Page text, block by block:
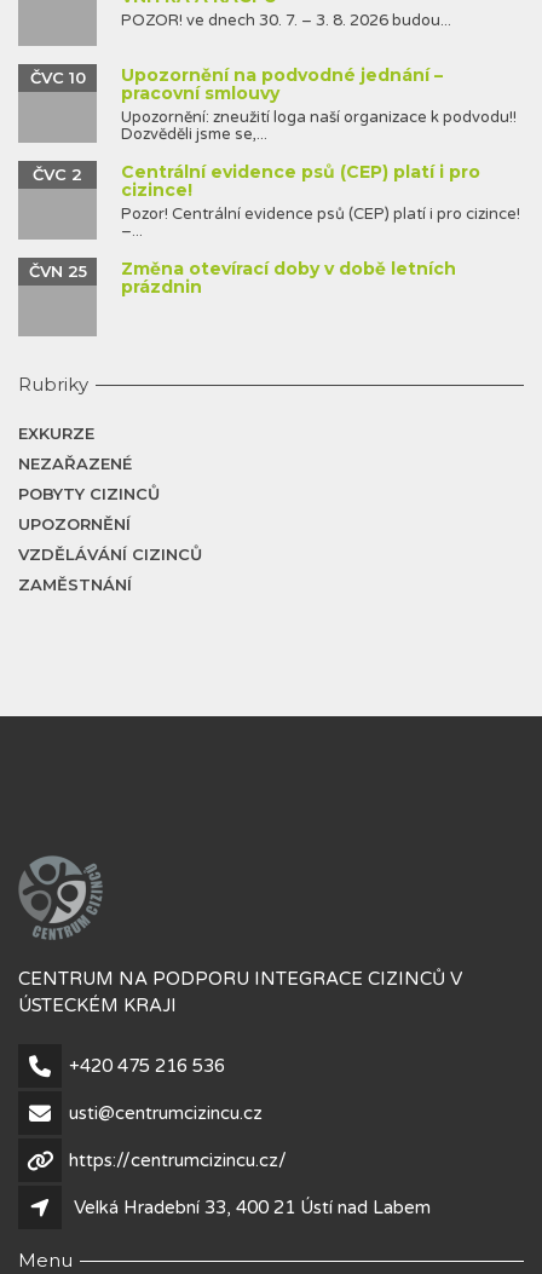
POZOR! ve dnech 30. 7. – 3. 8. 2026 budou...
Upozornění na podvodné jednání –
pracovní smlouvy
ČVC 10
Upozornění: zneužití loga naší organizace k podvodu!!
Dozvěděli jsme se,...
Centrální evidence psů (CEP) platí i pro
cizince!
ČVC 2
Pozor! Centrální evidence psů (CEP) platí i pro cizince!
–...
Změna otevírací doby v době letních
prázdnin
ČVN 25
Rubriky
EXKURZE
NEZAŘAZENÉ
POBYTY CIZINCŮ
UPOZORNĚNÍ
VZDĚLÁVÁNÍ CIZINCŮ
ZAMĚSTNÁNÍ
CENTRUM NA PODPORU INTEGRACE CIZINCŮ V
ÚSTECKÉM KRAJI
+420 475 216 536
usti@centrumcizincu.cz
https://centrumcizincu.cz/
Velká Hradební 33, 400 21 Ústí nad Labem
Menu